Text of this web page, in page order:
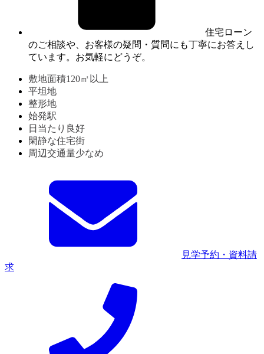
住宅ローン
のご相談や、お客様の疑問・質問にも丁寧にお答えし
ています。お気軽にどうぞ。
敷地面積120㎡以上
平坦地
整形地
始発駅
日当たり良好
閑静な住宅街
周辺交通量少なめ
見学予約・資料請
求